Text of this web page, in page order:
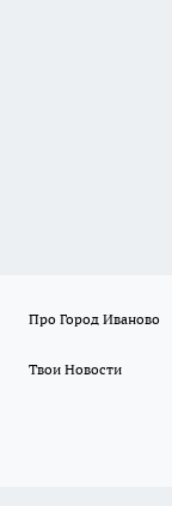
Про Город Иваново
Твои Новости